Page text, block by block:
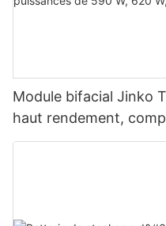
Module bifacial Jinko
haut rendement,
BB, pour des